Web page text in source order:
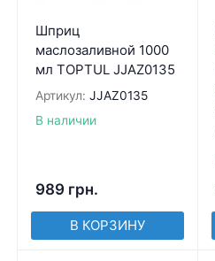
Шприц
маслозаливной 1000
мл TOPTUL JJAZ0135
Артикул: JJAZ0135
В наличии
989 грн.
В КОРЗИНУ